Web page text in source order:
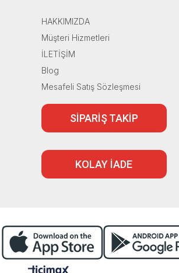
HAKKIMIZDA
Müşteri Hizmetleri
İLETİŞİM
Blog
Mesafeli Satış Sözleşmesi
SİPARİŞ TAKİP
KOLAY İADE